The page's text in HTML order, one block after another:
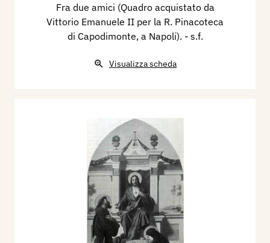
Fra due amici (Quadro acquistato da
Vittorio Emanuele II per la R. Pinacoteca
di Capodimonte, a Napoli). - s.f.
Visualizza scheda